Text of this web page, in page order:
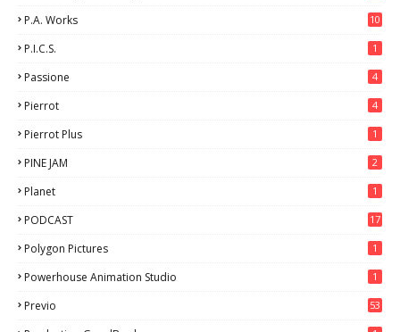
P.A. Works 10
P.I.C.S. 1
Passione 4
Pierrot 4
Pierrot Plus 1
PINE JAM 2
Planet 1
PODCAST 17
Polygon Pictures 1
Powerhouse Animation Studio 1
Previo
53